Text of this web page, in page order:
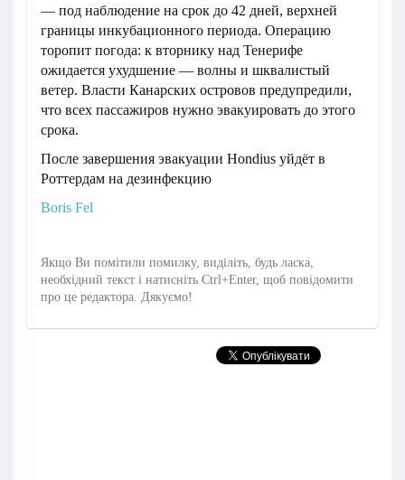
— под наблюдение на срок до 42 дней, верхней
границы инкубационного периода. Операцию
торопит погода: к вторнику над Тенерифе
ожидается ухудшение — волны и шквалистый
ветер. Власти Канарских островов предупредили,
что всех пассажиров нужно эвакуировать до этого
срока.
После завершения эвакуации Hondius уйдёт в
Роттердам на дезинфекцию
Boris Fel
Якщо Ви помітили помилку, виділіть, будь ласка,
необхідний текст і натисніть Ctrl+Enter, щоб повідомити
про це редактора. Дякуємо!